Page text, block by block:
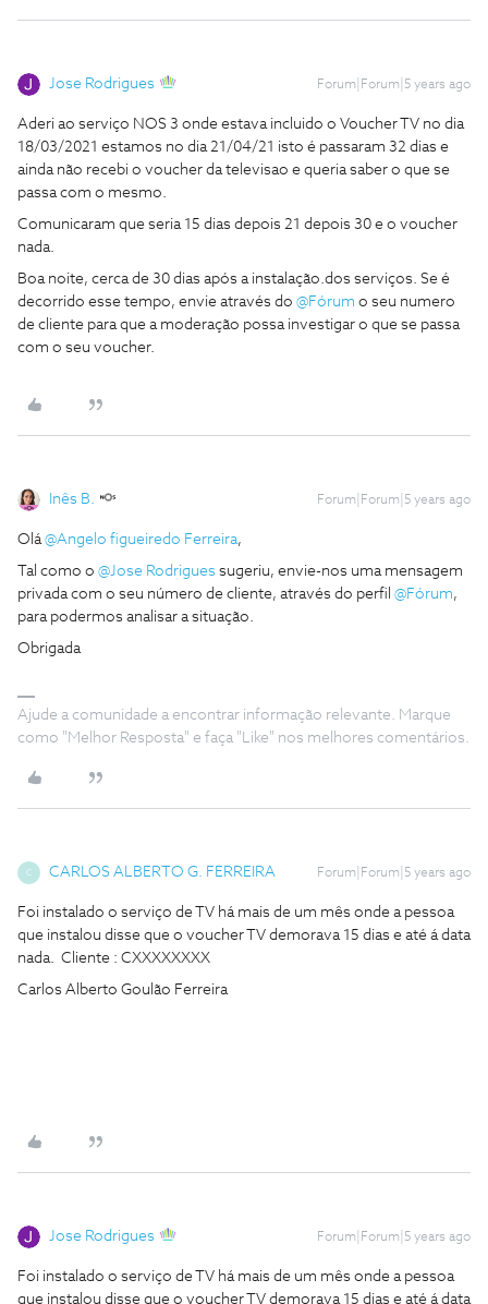
Jose Rodrigues Forum|Forum|5 years ago
Aderi ao serviço NOS 3 onde estava incluido o Voucher TV no dia
18/03/2021 estamos no dia 21/04/21 isto é passaram 32 dias e
ainda não recebi o voucher da televisao e queria saber o que se
passa com o mesmo.
Comunicaram que seria 15 dias depois 21 depois 30 e o voucher
nada.
Boa noite, cerca de 30 dias após a instalação.dos serviços. Se é
decorrido esse tempo, envie através do @Fórum o seu numero
de cliente para que a moderação possa investigar o que se passa
com o seu voucher.
Inês B. Forum|Forum|5 years ago
Olá@Angelo figueiredo Ferreira,
Tal como o @Jose Rodrigues sugeriu, envie-nos uma mensagem
privada com o seu número de cliente, através do perfil @Fórum,
para podermos analisar a situação.
Obrigada
Ajude a comunidade a encontrar informação relevante. Marque
como "Melhor Resposta" e faça "Like" nos melhores comentários.
C CARLOS ALBERTO G. FERREIRA Forum|Forum|5 years ago
Foi instalado o serviço de TV há mais de um mês onde a pessoa
que instalou disse que o voucher TV demorava 15 dias e até á data
nada. Cliente : CXXXXXXXX
Carlos Alberto Goulão Ferreira
Jose Rodrigues Forum|Forum|5 years ago
Foi instalado o serviço de TV há mais de um mês onde a pessoa
que instalou disse que o voucher TV demorava 15 dias e até á data